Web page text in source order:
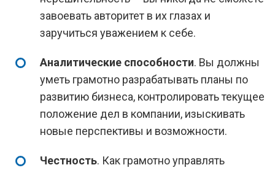
завоевать авторитет в их глазах и
заручиться уважением к себе.
Аналитические способности. Вы должны
уметь грамотно разрабатывать планы по
развитию бизнеса, контролировать текущее
положение дел в компании, изыскивать
новые перспективы и возможности.
Честность. Как грамотно управлять